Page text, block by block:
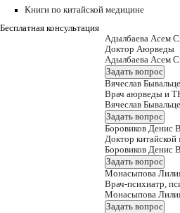
Книги по китайской медицине
Бесплатная консультация
Адылбаева Асем
Доктор Аюрведы
Адылбаева Асем
Задать вопрос
Вячеслав
Врач аюрведы и
Вячеслав
Задать вопрос
Боровиков Денис
Доктор
Боровиков Денис
Задать вопрос
Монасыпова
Врач-психиатр,
Монасыпова
Задать вопрос